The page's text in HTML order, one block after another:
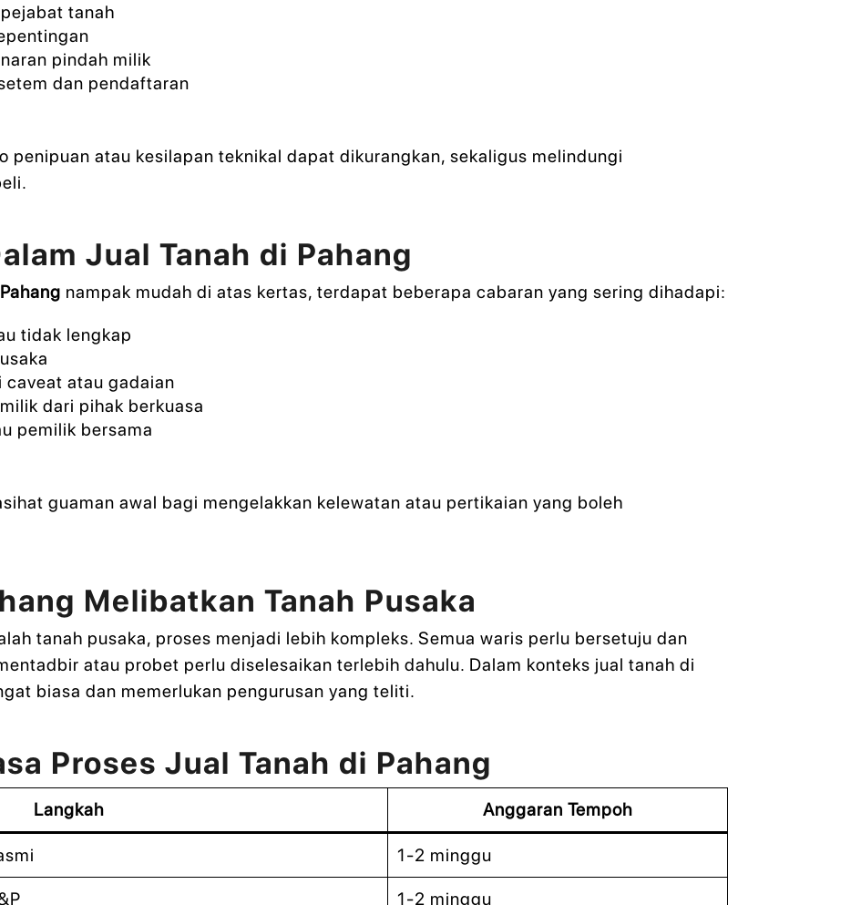
tanah
pindah milik
dan pendaftaran
penipuan atau kesilapan teknikal dapat dikurangkan, sekaligus melindungi
Jual Tanah di Pahang
nampak mudah di atas kertas, terdapat beberapa cabaran yang sering dihadapi:
tidak lengkap
atau gadaian
dari pihak berkuasa
pemilik bersama
guaman awal bagi mengelakkan kelewatan atau pertikaian yang boleh
Melibatkan Tanah Pusaka
tanah pusaka, proses menjadi lebih kompleks. Semua waris perlu bersetuju dan
atau probet perlu diselesaikan terlebih dahulu. Dalam konteks jual tanah di
biasa dan memerlukan pengurusan yang teliti.
Proses Jual Tanah di Pahang
Langkah Anggaran Tempoh
1-2 minggu
1-2 minggu